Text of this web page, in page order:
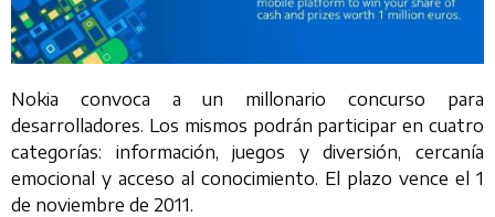
Nokia convoca a un millonario concurso para
desarrolladores. Los mismos podrán participar en cuatro
categorías: información, juegos y diversión, cercanía
emocional y acceso al conocimiento. El plazo vence el 1
de noviembre de 2011.